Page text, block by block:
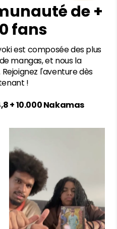
de +
fans
est composée des plus
mangas, et nous la
l'aventure dès
!
4,8 + 10.000 Nakamas